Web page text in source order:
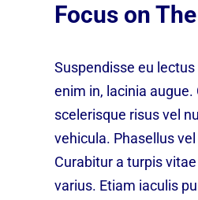
Focus on
Suspendisse eu
enim in, lacinia augue.
scelerisque risus vel
vehicula. Phasellus
Curabitur a turpis
varius. Etiam iaculis